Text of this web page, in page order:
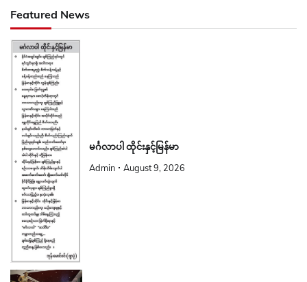
Featured News
မင်္ဂလာပါ ထိုင်းနှင့်မြန်မာ
Admin August 9, 2026